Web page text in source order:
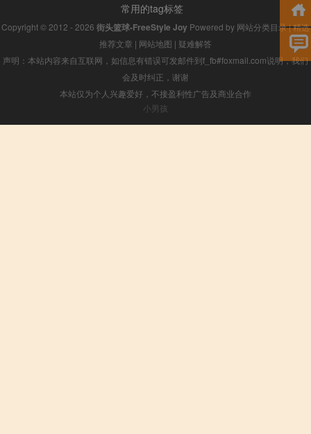
常用的tag标签
Copyright © 2012 - 2026 街头篮球-FreeStyle Joy Powered by 网站分类目录|精选
推荐文章 | 网站地图 | 疑难解答
声明：本站内容来自互联网，如信息有错误可发邮件到f_fb#foxmail.com说明，我们
会及时纠正，谢谢
本站仅为个人兴趣爱好，不接盈利性广告及商业合作
小男孩